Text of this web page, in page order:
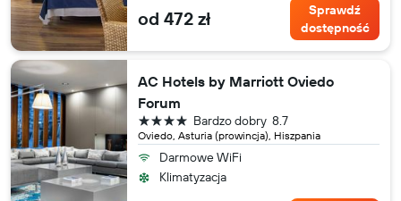
od 472 zł
Sprawdź
dostępność
AC Hotels by Marriott Oviedo
Forum
Oviedo, Asturia (prowincja), Hiszpania
8.7
Bardzo dobry
4 gwiazdki
Darmowe WiFi
Klimatyzacja